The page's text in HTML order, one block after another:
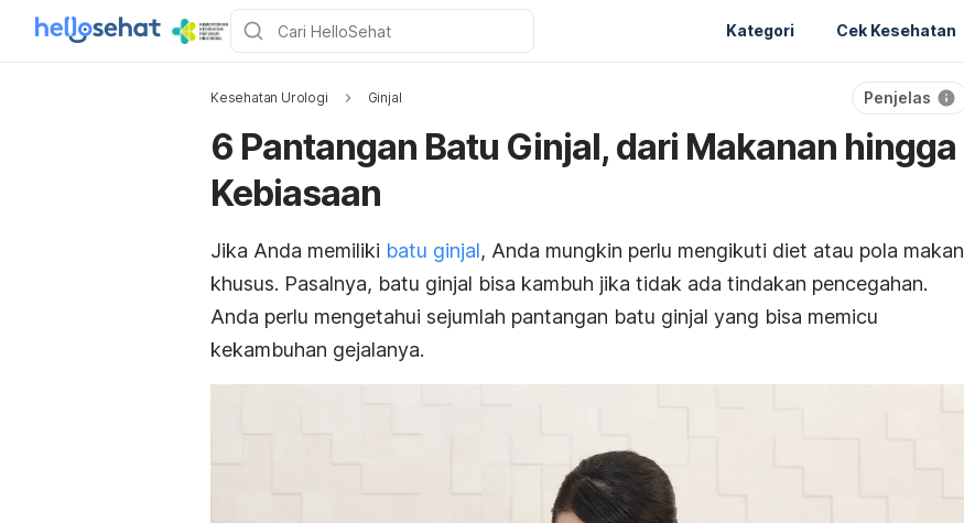
Kategori Cek Kesehatan
Kesehatan Urologi Ginjal Penjelas
6 Pantangan Batu Ginjal, dari Makanan hingga
Kebiasaan
Jika Anda memiliki batu ginjal, Anda mungkin perlu mengikuti diet atau pola makan
khusus. Pasalnya, batu ginjal bisa kambuh jika tidak ada tindakan pencegahan.
Anda perlu mengetahui sejumlah pantangan batu ginjal yang bisa memicu
kekambuhan gejalanya.